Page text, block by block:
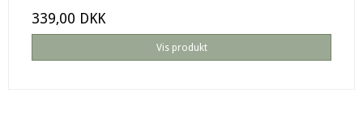
339,00 DKK
Vis produkt